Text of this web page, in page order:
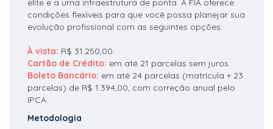
elite e a uma infraestrutura de ponta. A FIA oferece
condições flexíveis para que você possa planejar sua
evolução profissional com as seguintes opções:
À vista: R$ 31.250,00.
Cartão de Crédito: em até 21 parcelas sem juros.
Boleto Bancário: em até 24 parcelas (matrícula + 23
parcelas) de R$ 1.394,00, com correção anual pelo
IPCA.
Metodologia